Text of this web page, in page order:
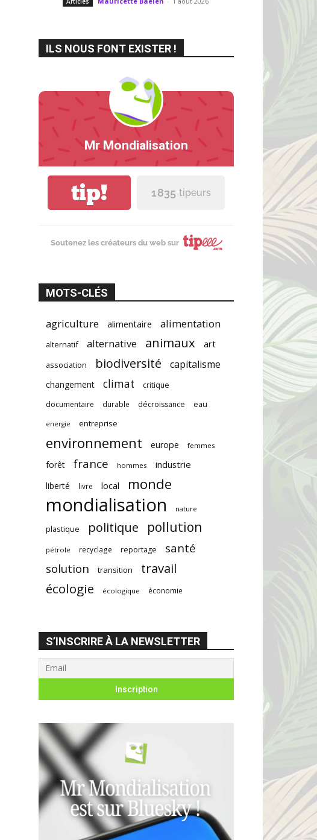
ILS NOUS FONT EXISTER !
Mr Mondialisation
tip! 1 835 tipeurs
Soutenez les créateurs du web sur
MOTS-CLÉS
agriculture alimentaire alimentation
alternatif alternative animaux art
association biodiversité capitalisme
changement climat
critique
documentaire
durable décroissance eau
energie entreprise
environnement europe femmes
forêt france hommes industrie
liberté livre local monde
mondialisation nature
plastique politique pollution
pétrole recyclage reportage
santé
solution
transition
travail
écologie
écologique économie
S’INSCRIRE À LA NEWSLETTER